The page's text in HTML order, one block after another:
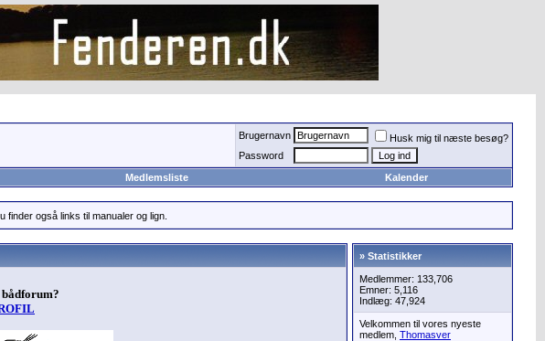
Brugernavn
Husk mig til næste besøg?
Password
Medlemsliste Kalender
også links til manualer og lign.
» Statistikker
Medlemmer: 133,706
Emner: 5,116
Indlæg: 47,924
Velkommen til vores nyeste
medlem, Thomasver